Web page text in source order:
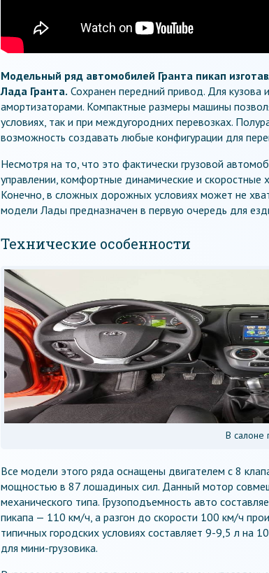
Модельный ряд автомобилей Гранта пикап
Лада Гранта. Сохранен передний привод. Для кузова
амортизаторами. Компактные размеры машины
условиях, так и при междугородних перевозках.
возможность создавать любые конфигурации для
Несмотря на то, что это фактически грузовой
управлении, комфортные динамические и скоростные
Конечно, в сложных дорожных условиях может не
модели Лады предназначен в первую очередь для
Технические особенности
В салоне
Все модели этого ряда оснащены двигателем с 8
мощностью в 87 лошадиных сил. Данный мотор
механического типа. Грузоподъемность авто
пикапа — 110 км/ч, а разгон до скорости 100 км/ч
типичных городских условиях составляет 9-9,5 л на
для мини-грузовика.